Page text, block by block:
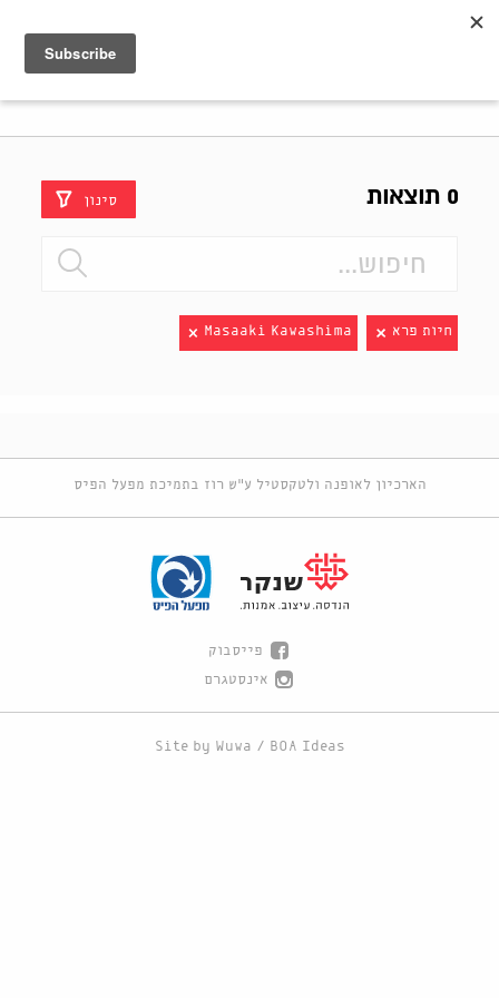
0 תוצאות סינון
חיות פרא Masaaki Kawashima
הארכיון לאופנה ולטקסטיל ע"ש רוז בתמיכת מפעל הפיס
פייסבוק
אינסטגרם
Site by Wuwa / BOA Ideas